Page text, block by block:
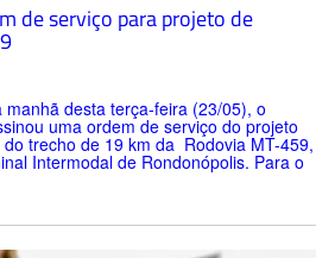
de serviço para projeto de
desta terça-feira (23/05), o
uma ordem de serviço do projeto
trecho de 19 km da Rodovia MT-459,
Intermodal de Rondonópolis. Para o